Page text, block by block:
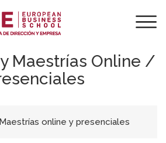
Maestrías Online /
online y presenciales